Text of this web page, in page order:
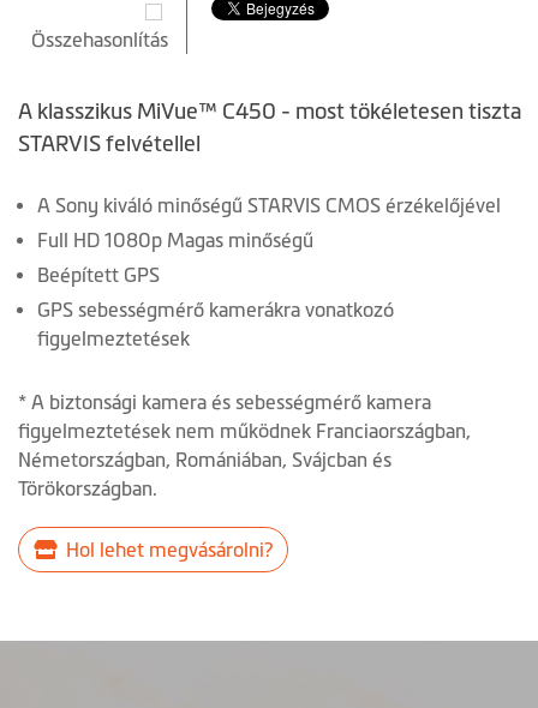
képgaléria
Összehasonlítás
A klasszikus MiVue™ C450 - most tökéletesen tiszta
STARVIS felvétellel
A Sony kiváló minőségű STARVIS CMOS érzékelőjével
Full HD 1080p Magas minőségű
Beépített GPS
GPS sebességmérő kamerákra vonatkozó
figyelmeztetések
* A biztonsági kamera és sebességmérő kamera
figyelmeztetések nem működnek Franciaországban,
Németországban, Romániában, Svájcban és
Törökországban.
Hol lehet megvásárolni?